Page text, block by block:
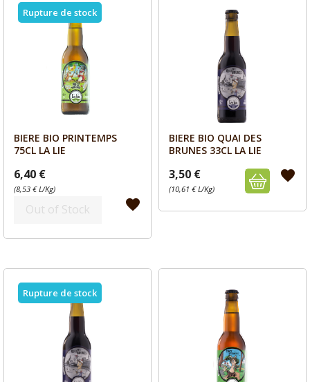
Aperçu
BIERE BIO PRINTEMPS
75CL LA LIE
6,40 €
(8,53 € L/Kg)
Out of Stock favorite
Rupture de stock
Aperçu
BIERE BIO QUAI DES
BRUNES 33CL LA LIE
3,50 €
(10,61 € L/Kg)
favorite
Rupture de stock